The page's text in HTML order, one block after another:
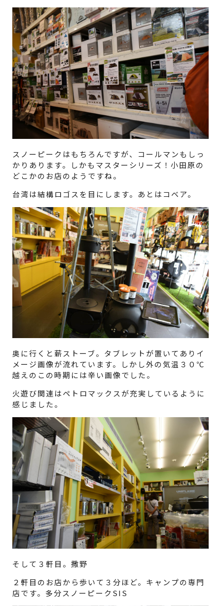
スノーピークはもちろんですが、コールマンもしっ
かりあります。しかもマスターシリーズ！小田原の
どこかのお店のようですね。
台湾は結構ロゴスを目にします。あとはコベア。
奥に行くと薪ストーブ。タブレットが置いてありイ
メージ画像が流れています。しかし外の気温３０℃
越えのこの時期には辛い画像でした。
火遊び関連はペトロマックスが充実しているように
感じました。
そして３軒目。撒野
２軒目のお店から歩いて３分ほど。キャンプの専門
店です。多分スノーピークSIS